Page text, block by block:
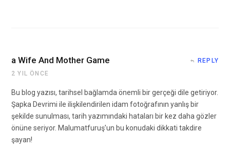
a Wife And Mother Game
2 YIL ÖNCE
REPLY
Bu blog yazısı, tarihsel bağlamda önemli bir gerçeği dile getiriyor.
Şapka Devrimi ile ilişkilendirilen idam fotoğrafının yanlış bir
şekilde sunulması, tarih yazımındaki hataları bir kez daha gözler
önüne seriyor. Malumatfuruş’un bu konudaki dikkati takdire
şayan!